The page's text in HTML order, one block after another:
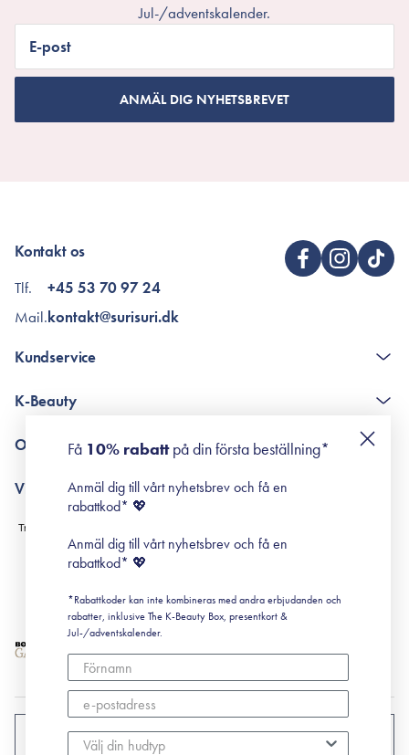
Jul-/adventskalender.
E-post
ANMÄL DIG NYHETSBREVET
Kontakt os
Tlf.
Mail.
+45 53 70 97 24
kontakt@surisuri.dk
Kundservice
Poängshop - frågor och svar
K-Beauty
Retinol för nybörjare
Om Surisuri
Black Friday
Villkor
Leverans & Retur
Köpvillkor
Prenumerationsvillkor
Cookiepolicy
SVERIGE
Få 10% rabattpå din första beställning*
Anmäl dig till vårt nyhetsbrev och få en
rabattkod* 💖
Anmäl dig till vårt nyhetsbrev och få en
rabattkod* 💖
*Rabattkoder kan inte kombineras med andra erbjudanden och
rabatter, inklusive The K-Beauty Box, presentkort &
Jul-/adventskalender.